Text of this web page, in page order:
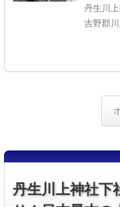
丹生川
吉野郡
丹生川上神社